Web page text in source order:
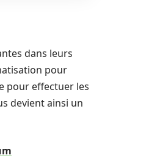
dans leurs
pour
pour effectuer les
devient ainsi un